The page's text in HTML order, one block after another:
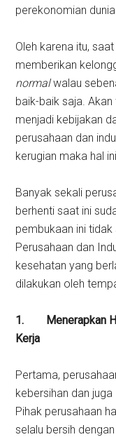
perekonomian
Oleh karena itu,
memberikan
normalwalau
baik-baik saja.
menjadi kebijakan
perusahaan dan
kerugian maka hal
Banyak sekali
berhenti saat ini
pembukaan ini
Perusahaan dan
kesehatan yang
dilakukan oleh
1.
Menerapkan
Kerja
Pertama,
kebersihan dan juga
Pihak perusahaan
selalu bersih